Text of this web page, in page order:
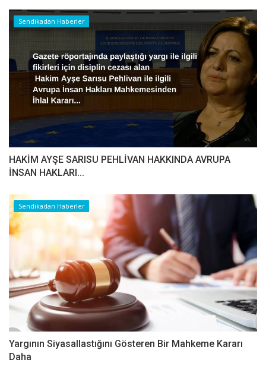
Sendikadan Haberler
HAKİM AYŞE SARISU PEHLİVAN HAKKINDA AVRUPA
İNSAN HAKLARI...
Sendikadan Haberler
Yargının Siyasallastığını Gösteren Bir Mahkeme Kararı
Daha